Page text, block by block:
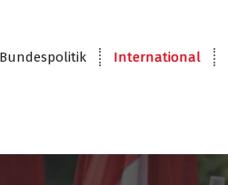
Bundespolitik International